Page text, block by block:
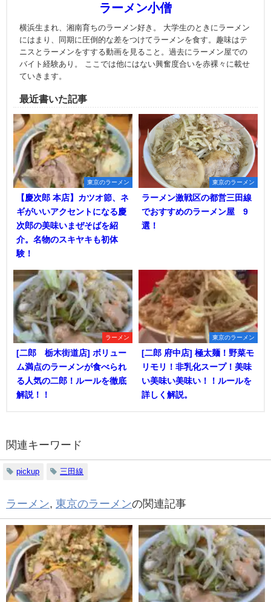
ラーメン小僧
横浜生まれ、湘南育ちのラーメン好き。 大学生のときにラーメン
にはまり、同期に圧倒的な差をつけてラーメンを食す。趣味はテ
ニスとラーメンをすする動画を見ること。過去にラーメン屋での
バイト経験あり。 ここでは他にはない興奮度合いを赤裸々に載せ
ていきます。
最近書いた記事
東京のラーメン
【慶次郎 本店】カツオ節、ネ
ギがいいアクセントになる慶
次郎の美味いまぜそばを紹
介。名物のスキヤキも初体
験！
東京のラーメン
ラーメン激戦区の都営三田線
でおすすめのラーメン屋 9
選！
ラーメン
[二郎 栃木街道店] ボリュー
ム満点のラーメンが食べられ
る人気の二郎！ルールを徹底
解説！！
東京のラーメン
[二郎 府中店] 極太麺！野菜モ
リモリ！非乳化スープ！美味
い美味い美味い！！ルールを
詳しく解説。
関連キーワード
pickup 三田線
ラーメン, 東京のラーメンの関連記事